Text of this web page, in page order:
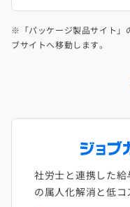
※「パッケージ製品サイト」
ブサイトへ移動します。
社労士と連携した
の属人化解消と低コ